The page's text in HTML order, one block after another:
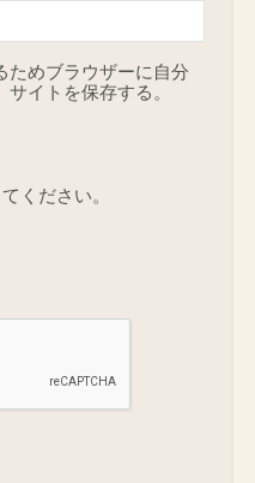
ためブラウザーに自分
イトを保存する。
ください。